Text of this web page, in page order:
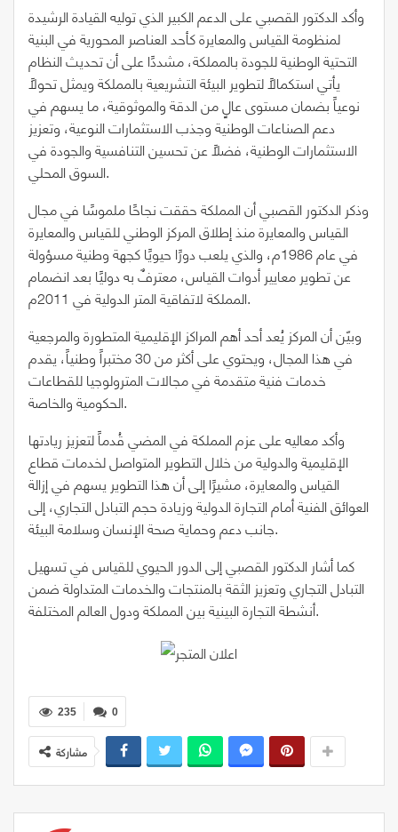
وأكد الدكتور القصبي على الدعم الكبير الذي توليه القيادة الرشيدة
لمنظومة القياس والمعايرة كأحد العناصر المحورية في البنية
التحتية الوطنية للجودة بالمملكة، مشددًا على أن تحديث النظام
يأتي استكمالاً لتطوير البيئة التشريعية بالمملكة ويمثل تحولاً
نوعياً بضمان مستوى عالٍ من الدقة والموثوقية، ما يسهم في
دعم الصناعات الوطنية وجذب الاستثمارات النوعية، وتعزيز
الاستثمارات الوطنية، فضلاً عن تحسين التنافسية والجودة في
السوق المحلي.
وذكر الدكتور القصبي أن المملكة حققت نجاحًا ملموسًا في مجال
القياس والمعايرة منذ إطلاق المركز الوطني للقياس والمعايرة
في عام 1986م، والذي يلعب دورًا حيويًا كجهة وطنية مسؤولة
عن تطوير معايير أدوات القياس، معترفٌ به دوليًا بعد انضمام
المملكة لاتفاقية المتر الدولية في 2011م.
وبيّن أن المركز يُعد أحد أهم المراكز الإقليمية المتطورة والمرجعية
في هذا المجال، ويحتوي على أكثر من 30 مختبراً وطنياً، يقدم
خدمات فنية متقدمة في مجالات المترولوجيا للقطاعات
الحكومية والخاصة.
وأكد معاليه على عزم المملكة في المضي قُدماً لتعزيز ريادتها
الإقليمية والدولية من خلال التطوير المتواصل لخدمات قطاع
القياس والمعايرة، مشيرًا إلى أن هذا التطوير يسهم في إزالة
العوائق الفنية أمام التجارة الدولية وزيادة حجم التبادل التجاري، إلى
جانب دعم وحماية صحة الإنسان وسلامة البيئة.
كما أشار الدكتور القصبي إلى الدور الحيوي للقياس في تسهيل
التبادل التجاري وتعزيز الثقة بالمنتجات والخدمات المتداولة ضمن
أنشطة التجارة البينية بين المملكة ودول العالم المختلفة.
0
235
مشاركة